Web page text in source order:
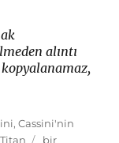
alıntı
,Cassini'nin
Titan
Satürn’e
bir